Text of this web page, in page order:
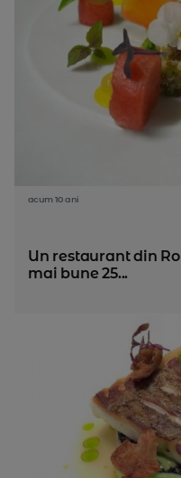
acum 10 ani
Un restaurant din
mai bune 25...